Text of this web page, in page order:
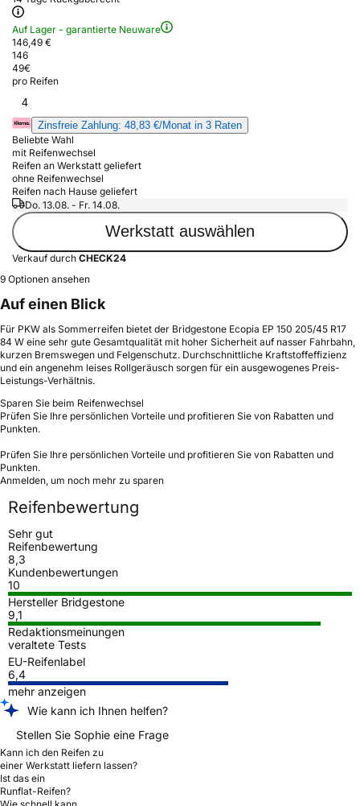
Auf Lager - garantierte Neuware
146,49 €
146
49€
pro Reifen
4
Zinsfreie Zahlung: 48,83 €/Monat in 3 Raten
Beliebte Wahl
mit Reifenwechsel
Reifen an Werkstatt geliefert
ohne Reifenwechsel
Reifen nach Hause geliefert
Do. 13.08. - Fr. 14.08.
Werkstatt auswählen
Verkauf durch CHECK24
9 Optionen ansehen
Auf einen Blick
Für PKW als Sommerreifen bietet der Bridgestone Ecopia EP 150 205/45 R17
84 W eine sehr gute Gesamtqualität mit hoher Sicherheit auf nasser Fahrbahn,
kurzen Bremswegen und Felgenschutz. Durchschnittliche Kraftstoffeffizienz
und ein angenehm leises Rollgeräusch sorgen für ein ausgewogenes Preis-
Leistungs-Verhältnis.
Sparen Sie beim Reifenwechsel
Prüfen Sie Ihre persönlichen Vorteile und profitieren Sie von Rabatten und
Punkten.
Prüfen Sie Ihre persönlichen Vorteile und profitieren Sie von Rabatten und
Punkten.
Anmelden, um noch mehr zu sparen
Reifenbewertung
Sehr gut
Reifenbewertung
8,3
Kundenbewertungen
10
Hersteller Bridgestone
9,1
Redaktionsmeinungen
veraltete Tests
EU-Reifenlabel
6,4
mehr anzeigen
Wie kann ich Ihnen helfen?
Stellen Sie Sophie eine Frage
Kann ich den Reifen zu
einer Werkstatt liefern lassen?
Ist das ein
Runflat-Reifen?